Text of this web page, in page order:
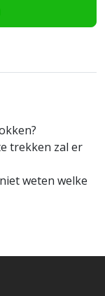
trekken zal er
weten welke